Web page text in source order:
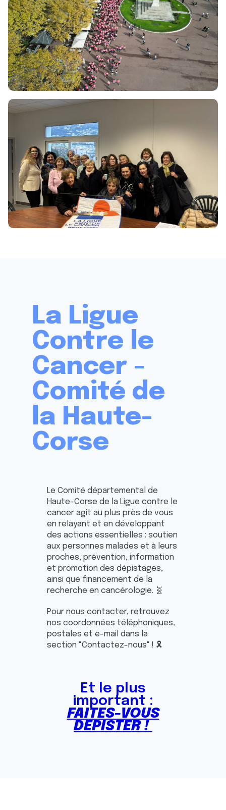
La Ligue
Contre le
Cancer -
Comité de
la Haute-
Corse
Le Comité départemental de
Haute-Corse de la Ligue contre le
cancer agit au plus près de vous
en relayant et en développant
des actions essentielles : soutien
aux personnes malades et à leurs
proches, prévention, information
et promotion des dépistages,
ainsi que financement de la
recherche en cancérologie. 🧬
Pour nous contacter, retrouvez
nos coordonnées téléphoniques,
postales et e-mail dans la
section "Contactez-nous" ! 🎗️
Et le plus
important :
FAITES-VOUS
DEPISTER !